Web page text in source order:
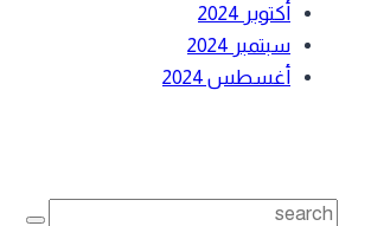
أكتوبر 2024
سبتمبر 2024
أغسطس 2024
Search